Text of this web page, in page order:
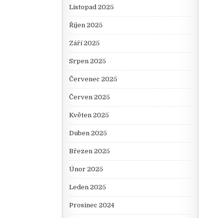
Listopad 2025
Říjen 2025
Září 2025
Srpen 2025
Červenec 2025
Červen 2025
Květen 2025
Duben 2025
Březen 2025
Únor 2025
Leden 2025
Prosinec 2024